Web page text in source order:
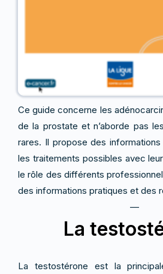
Ce guide concerne les
de la prostate et n’aborde pas
rares. Il propose des
les traitements possibles avec
le rôle des différents
des informations pratiques et des
—
La
La testostérone est la